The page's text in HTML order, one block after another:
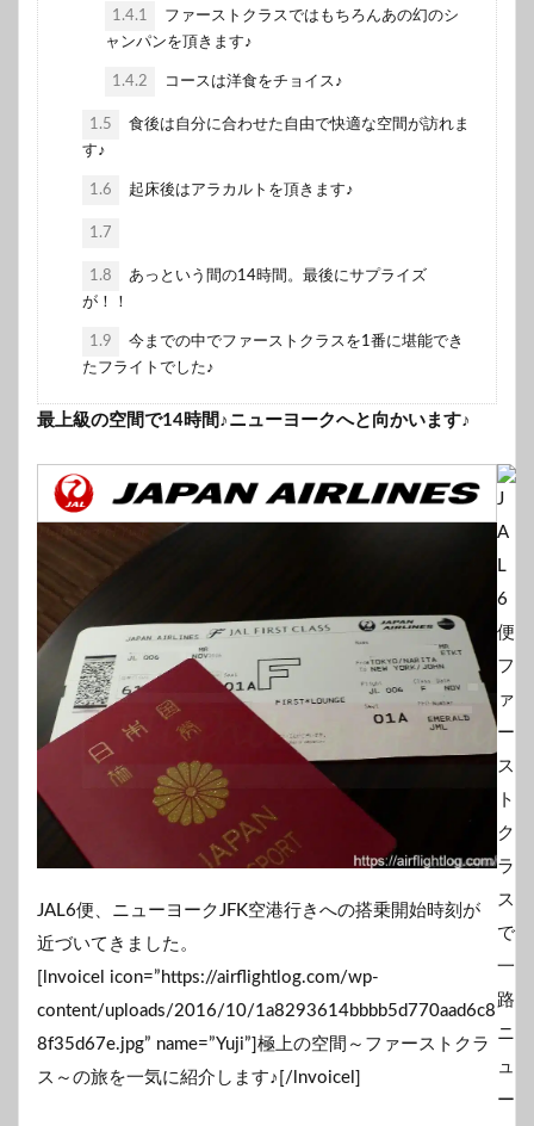
1.4.1
ファーストクラスではもちろんあの幻のシ
ャンパンを頂きます♪
1.4.2 コースは洋食をチョイス♪
1.5
食後は自分に合わせた自由で快適な空間が訪れま
す♪
1.6 起床後はアラカルトを頂きます♪
1.7
1.8
あっという間の14時間。最後にサプライズ
が！！
1.9
今までの中でファーストクラスを1番に堪能でき
たフライトでした♪
最上級の空間で14時間♪ニューヨークへと向かいます♪
JAL6便、ニューヨークJFK空港行きへの搭乗開始時刻が
近づいてきました。
[lnvoicel icon=”https://airflightlog.com/wp-
content/uploads/2016/10/1a8293614bbbb5d770aad6c8
8f35d67e.jpg” name=”Yuji”]極上の空間～ファーストクラ
ス～の旅を一気に紹介します♪[/lnvoicel]